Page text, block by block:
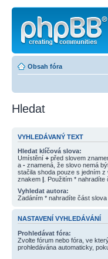
Obsah fóra
Hledat
VYHLEDÁVANÝ TEXT
Hledat klíčová slova:
Umístění + před slovem
a - znamená, že slovo nemá
stačila shoda pouze s jedním
znakem | . Použitím *
Vyhledat autora:
Zadáním * nahradíte část slova
NASTAVENÍ VYHLEDÁVÁNÍ
Prohledávat fóra:
Zvolte fórum nebo fóra, ve
prohledávána automaticky,